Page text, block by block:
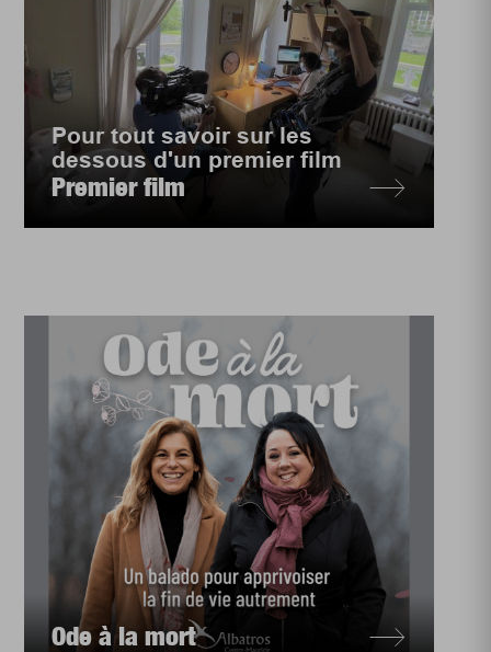
Pour tout savoir sur les
dessous d'un premier film
Premier film
Ode à la mort